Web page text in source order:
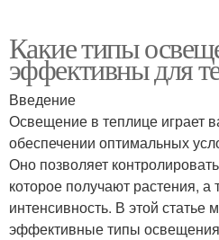
Какие типы
эффективны для
Введение
Освещение в теплице играет
обеспечении оптимальных
Оно позволяет
которое получают растения, а
интенсивность. В этой
эффективные типы